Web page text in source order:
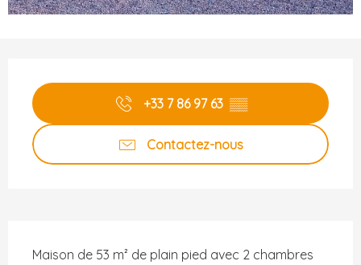
+33 7 86 97 63 ▒▒
Contactez-nous
Maison de 53 m² de plain pied avec 2 chambres